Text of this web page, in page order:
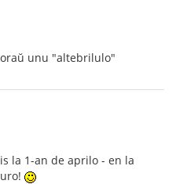
unu "altebrilulo"
la 1-an de aprilo - en la